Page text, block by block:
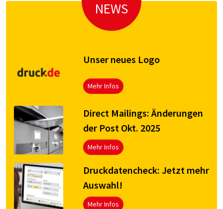
NEWS
Unser neues Logo
Mehr Infos
Direct Mailings: Änderungen
der Post Okt. 2025
Mehr Infos
Druck­da­ten­check: Jetzt mehr
Aus­wahl!
Mehr Infos